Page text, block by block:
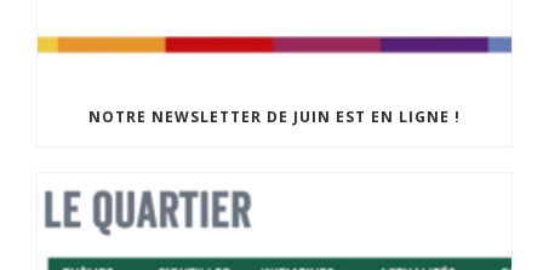
NOTRE NEWSLETTER DE JUIN EST EN LIGNE !